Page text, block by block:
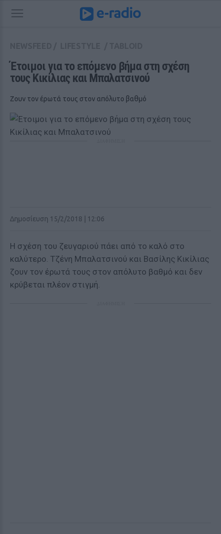
Έτοιμοι για το επόμενο βήμα στη σχέση
τους Κικίλιας και Μπαλατσινού
Ζουν τον έρωτά τους στον απόλυτο βαθμό
Δημοσίευση 15/2/2018 | 12:06
Η σχέση του ζευγαριού πάει από το καλό στο
καλύτερο. Τζένη Μπαλατσινού και Βασίλης Κικίλιας
ζουν τον έρωτά τους στον απόλυτο βαθμό και δεν
κρύβεται πλέον στιγμή.